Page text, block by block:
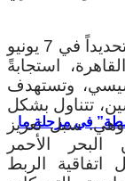
في مرحلة ما
وبعد نحو ثلاثة أسابيع من هذه الزيارة، وتحديداً في 7 يونيو
استجابةً
وتستهدف
تتناول بشكل
سبل تعزيز
البحر الأحمر
اتفاقية الربط